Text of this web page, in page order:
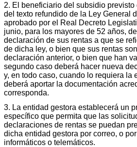
2. El beneficiario del subsidio
del texto refundido de la Ley General
aprobado por el Real Decreto
junio, para los mayores de 52 años,
declaración de sus rentas a que se
de dicha ley, o bien que sus rentas
declaración anterior, o bien que han
segundo caso deberá hacer nueva
y, en todo caso, cuando lo requiera la
deberá aportar la documentación
corresponda.
3. La entidad gestora establecerá un
específico que permita que las
declaraciones de rentas se puedan
dicha entidad gestora por correo, o
informáticos o telemáticos.